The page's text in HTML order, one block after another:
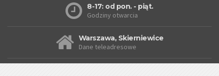
8-17: od pon. - piąt.
Godziny otwarcia
Warszawa, Skierniewice
Dane teleadresowe